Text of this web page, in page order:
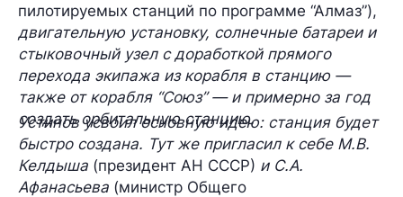
пилотируемых станций по программе “Алмаз”),
двигательную установку, солнечные батареи и
стыковочный узел с доработкой прямого
перехода экипажа из корабля в станцию —
также от корабля “Союз” — и примерно за год
создать орбитальную станцию.
Устинов усвоил основную идею: станция будет
быстро создана. Тут же пригласил к себе М.В.
Келдыша (президент АН СССР) и С.А.
Афанасьева (министр Общего